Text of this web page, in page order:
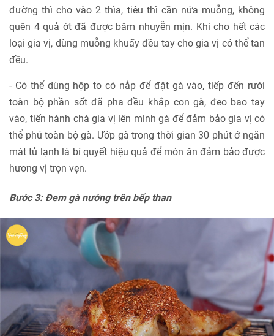
đường thì cho vào 2 thìa, tiêu thì cần nửa muỗng, không
quên 4 quả ớt đã được băm nhuyễn mịn. Khi cho hết các
loại gia vị, dùng muỗng khuấy đều tay cho gia vị có thể tan
đều.
- Có thể dùng hộp to có nắp để đặt gà vào, tiếp đến rưới
toàn bộ phần sốt đã pha đều khắp con gà, đeo bao tay
vào, tiến hành chà gia vị lên mình gà để đảm bảo gia vị có
thể phủ toàn bộ gà. Ướp gà trong thời gian 30 phút ở ngăn
mát tủ lạnh là bí quyết hiệu quả để món ăn đảm bảo được
hương vị trọn vẹn.
Bước 3: Đem gà nướng trên bếp than